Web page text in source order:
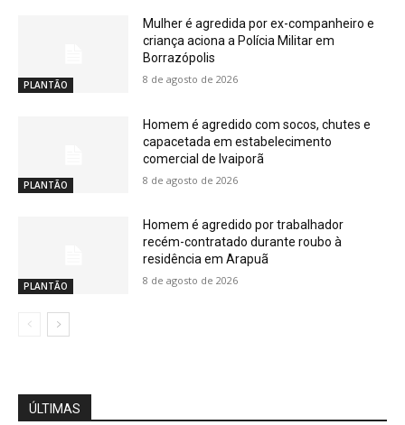
PLANTÃO
Mulher é agredida por ex-companheiro e
criança aciona a Polícia Militar em
Borrazópolis
8 de agosto de 2026
PLANTÃO
Homem é agredido com socos, chutes e
capacetada em estabelecimento
comercial de Ivaiporã
8 de agosto de 2026
PLANTÃO
Homem é agredido por trabalhador
recém-contratado durante roubo à
residência em Arapuã
8 de agosto de 2026
ÚLTIMAS